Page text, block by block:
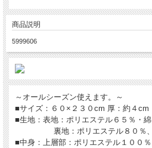
商品説明
5999606
～オールシーズン使えます。～
■サイズ：６０×２３０cm 厚：約４cm
■生地：表地：ポリエステル
裏地：ポリエステル８０％、
■中身：上層部：ポリエステル１００％